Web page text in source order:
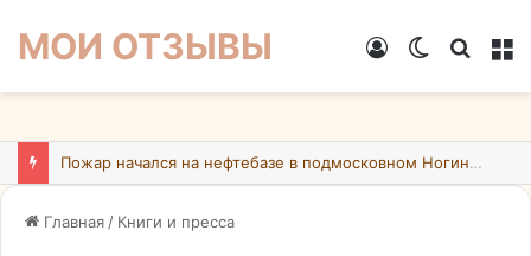
МОИ ОТЗЫВЫ
Switch
Войти
Пожар начался на нефтебазе в подмосковном Ногинске в результате атаки БПЛА ВСУ
Главная / Книги и пресса